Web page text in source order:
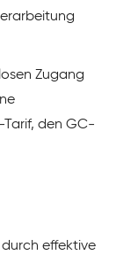
Zugang
den GC-
effektive